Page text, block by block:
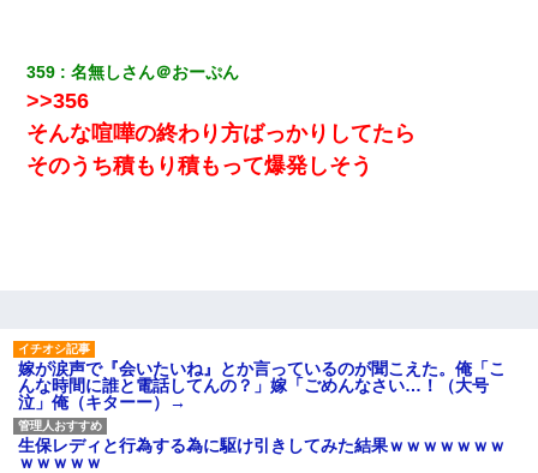
359 名無しさん＠おーぷん
>>356
そんな喧嘩の終わり方ばっかりしてたら
そのうち積もり積もって爆発しそう
嫁が涙声で『会いたいね』とか言っているのが聞こえた。俺「こ
んな時間に誰と電話してんの？」嫁「ごめんなさい…！（大号
泣」俺（キターー）→
生保レディと行為する為に駆け引きしてみた結果ｗｗｗｗｗｗｗ
ｗｗｗｗｗ